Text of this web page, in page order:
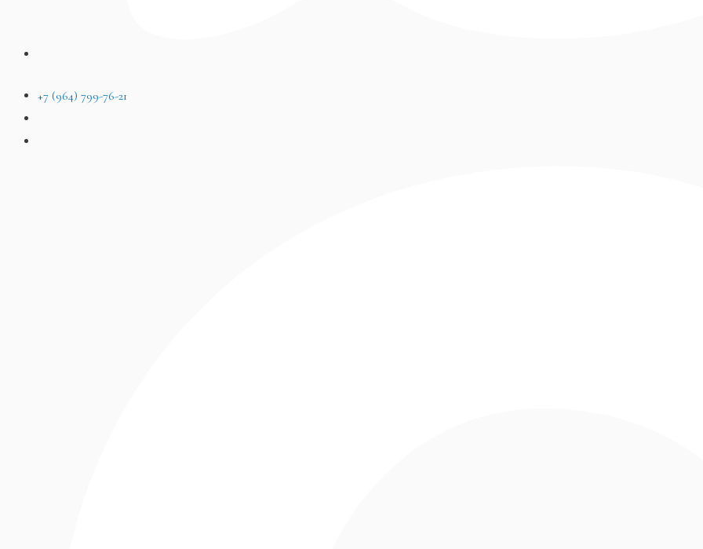
+7 (964) 799-76-21